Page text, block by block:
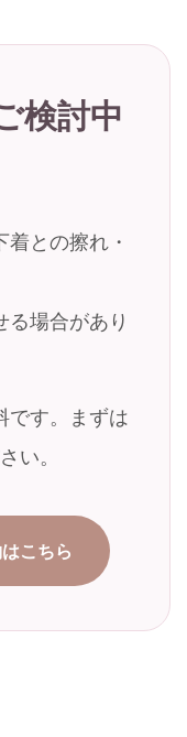
検討中
との擦れ・
る場合があり
です。まずは
い。
こちら